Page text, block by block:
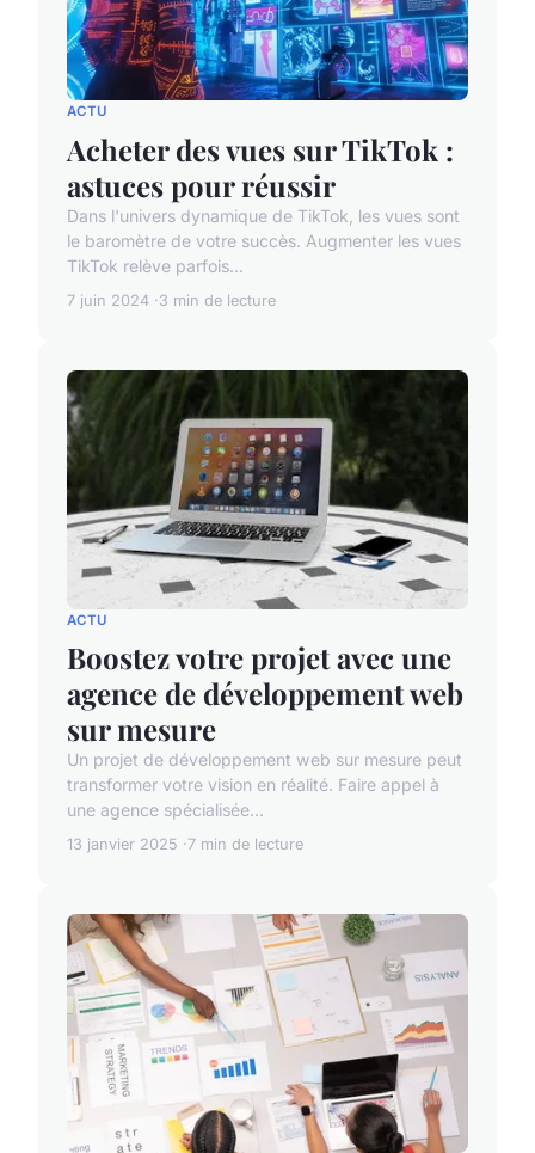
ACTU
Acheter des vues sur TikTok :
astuces pour réussir
Dans l'univers dynamique de TikTok, les vues sont
le baromètre de votre succès. Augmenter les vues
TikTok relève parfois...
7 juin 2024 3 min de lecture
ACTU
Boostez votre projet avec une
agence de développement web
sur mesure
Un projet de développement web sur mesure peut
transformer votre vision en réalité. Faire appel à
une agence spécialisée...
13 janvier 2025 7 min de lecture